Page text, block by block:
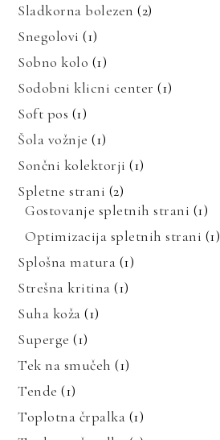
Sladkorna bolezen (2)
Snegolovi (1)
Sobno kolo (1)
Sodobni klicni center (1)
Soft pos (1)
Šola vožnje (1)
Sončni kolektorji (1)
Spletne strani (2)
Gostovanje spletnih strani (1)
Optimizacija spletnih strani (1)
Splošna matura (1)
Strešna kritina (1)
Suha koža (1)
Superge (1)
Tek na smučeh (1)
Tende (1)
Toplotna črpalka (1)